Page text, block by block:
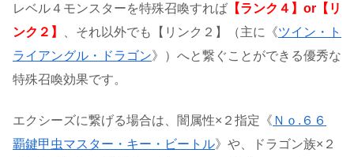
レベル４モンスターを特殊召喚すれば 【ランク４】or【リ
ンク２】
、それ以外でも【リンク２】（主に《ツイン・ト
ライアングル・ドラゴン》）へと繋ぐことができる優秀な
特殊召喚効果です。
エクシーズに繋げる場合は、闇属性×２指定《 Ｎｏ.６６
覇鍵甲虫マスター・キー・ビートル》や、ドラゴン族×２